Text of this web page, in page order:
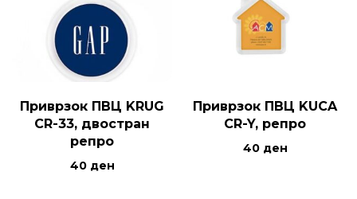
Приврзок ПВЦ KRUG
CR-33, двостран
репро
40 ден
Приврзок ПВЦ KUCA
CR-Y, репро
40 ден